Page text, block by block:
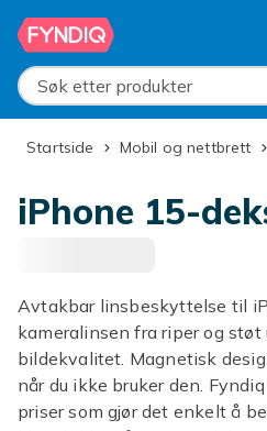
Hopp til hovedinnhold
Søk etter produkter
Startside Mobil og nettbrett
iPhone 15-
Avtakbar linsbeskyttelse til
kameralinsen fra riper og støt
bildekvalitet. Magnetisk
når du ikke bruker den.
priser som gjør det enkelt å